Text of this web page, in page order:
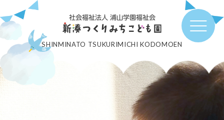
社会福祉法人 浦山学園福祉会
SHINMINATO TSUKURIMICHI KODOMOEN